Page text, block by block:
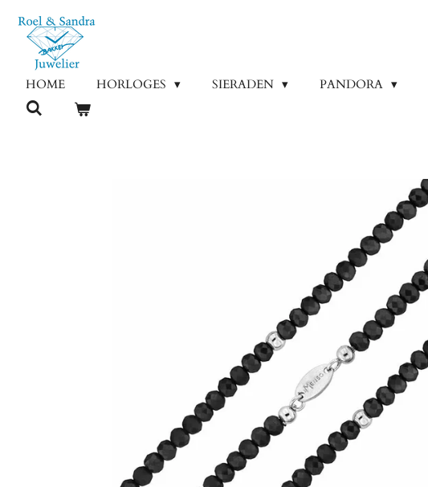
Ga
direct
hoofdinhoud
HOME HORLOGES SIERADEN PANDORA